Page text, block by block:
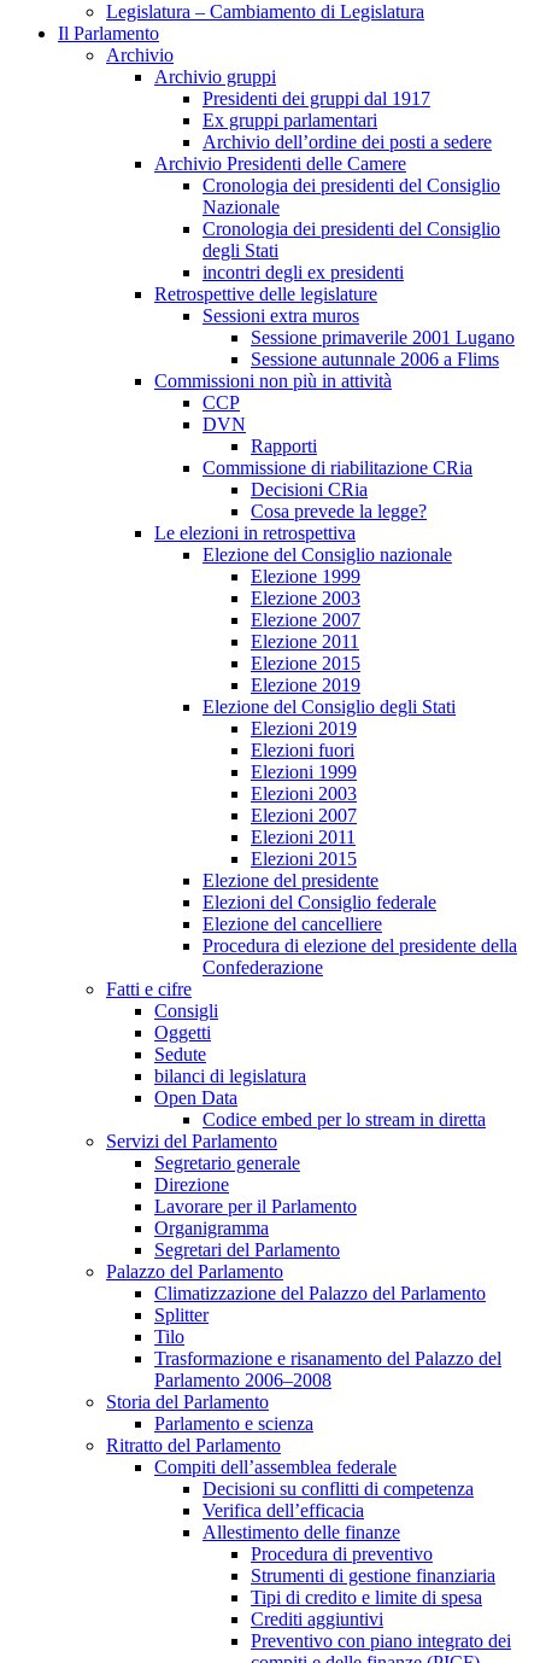
Legislatura – Cambiamento di Legislatura
Il Parlamento
Archivio
Archivio gruppi
Presidenti dei gruppi dal 1917
Ex gruppi parlamentari
Archivio dell’ordine dei posti a sedere
Archivio Presidenti delle Camere
Cronologia dei presidenti del Consiglio
Nazionale
Cronologia dei presidenti del Consiglio
degli Stati
incontri degli ex presidenti
Retrospettive delle legislature
Sessioni extra muros
Sessione primaverile 2001 Lugano
Sessione autunnale 2006 a Flims
Commissioni non più in attività
CCP
DVN
Rapporti
Commissione di riabilitazione CRia
Decisioni CRia
Cosa prevede la legge?
Le elezioni in retrospettiva
Elezione del Consiglio nazionale
Elezione 1999
Elezione 2003
Elezione 2007
Elezione 2011
Elezione 2015
Elezione 2019
Elezione del Consiglio degli Stati
Elezioni 2019
Elezioni fuori
Elezioni 1999
Elezioni 2003
Elezioni 2007
Elezioni 2011
Elezioni 2015
Elezione del presidente
Elezioni del Consiglio federale
Elezione del cancelliere
Procedura di elezione del presidente della
Confederazione
Fatti e cifre
Consigli
Oggetti
Sedute
bilanci di legislatura
Open Data
Codice embed per lo stream in diretta
Servizi del Parlamento
Segretario generale
Direzione
Lavorare per il Parlamento
Organigramma
Segretari del Parlamento
Palazzo del Parlamento
Climatizzazione del Palazzo del Parlamento
Splitter
Tilo
Trasformazione e risanamento del Palazzo del
Parlamento 2006–2008
Storia del Parlamento
Parlamento e scienza
Ritratto del Parlamento
Compiti dell’assemblea federale
Decisioni su conflitti di competenza
Verifica dell’efficacia
Allestimento delle finanze
Procedura di preventivo
Strumenti di gestione finanziaria
Tipi di credito e limite di spesa
Crediti aggiuntivi
Preventivo con piano integrato dei